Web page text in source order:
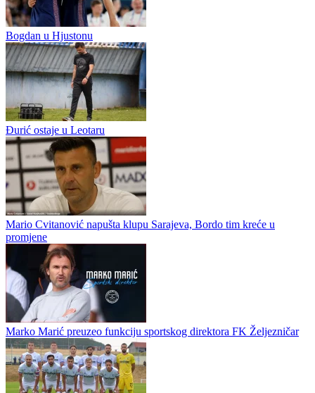
0 0
Vinko Marinović: Kaznili su naše greške
SOFIJA – Borac je u Sofiji doživio težak pad u drugom
poluvremenu i poražen je rezultatom koji je u potpunosti preokrenuo
tok dvomeča. Nakon ravnopravne igre u prvih 45 minuta, bugarski
šampion je...
Bogdan u Hjustonu